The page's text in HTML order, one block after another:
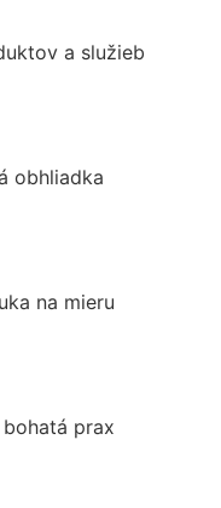
a služieb
obhliadka
na mieru
prax